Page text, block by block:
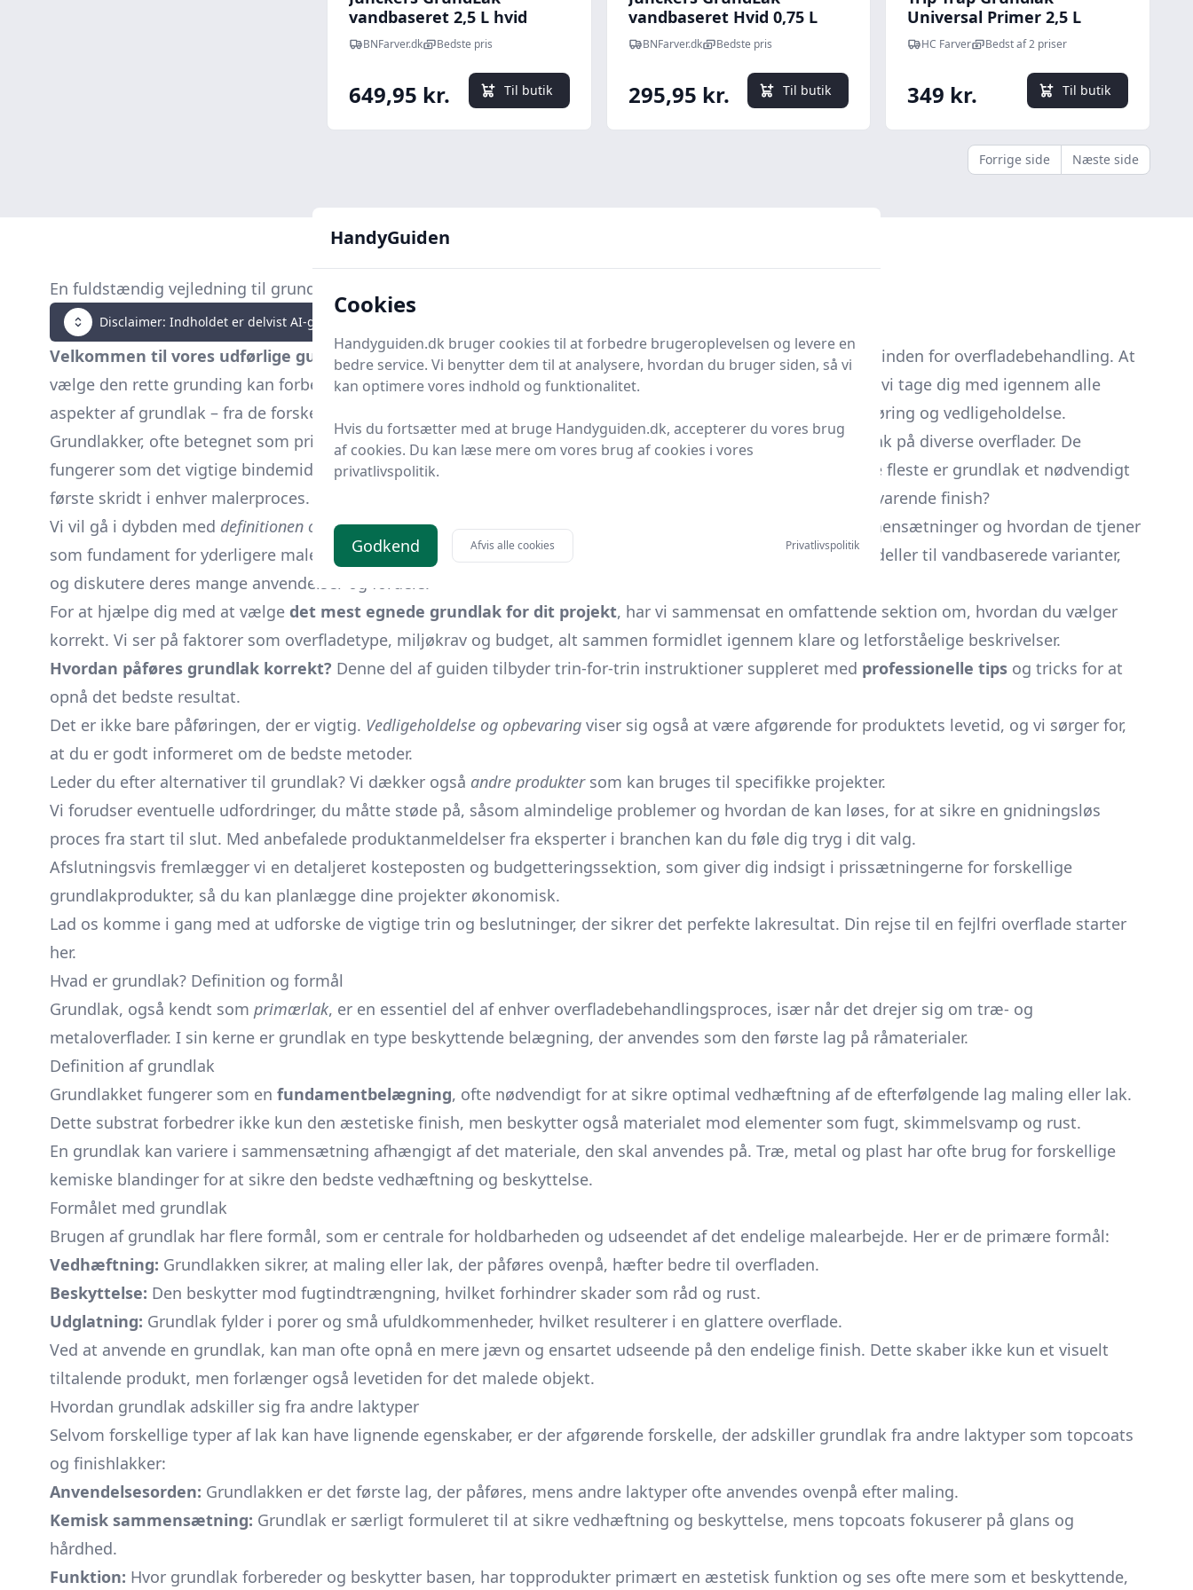
vandbaseret 2,5 L hvid
BNFarver.dk Bedste pris
649,95 kr. Til butik
vandbaseret Hvid 0,75 L
BNFarver.dk Bedste pris
295,95 kr. Til butik
Universal Primer 2,5 L
HC Farver Bedst af 2 priser
349 kr. Til butik
Forrige side Næste side
En fuldstændig vejledning til grundlakker
Disclaimer: Indholdet er delvist AI-genereret. Klik her for flere detaljer
Velkommen til vores udførlige guide om grundlakker, hvor vi åbner op for en verden fyldt med muligheder inden for overfladebehandling. At
vælge den rette grunding kan forbedre resultatet af enhver male- eller lakopgave betydeligt. I denne guide vil vi tage dig med igennem alle
aspekter af grundlak – fra de forskellige typer og deres specifikke anvendelsesområder til tips om korrekt påføring og vedligeholdelse.
Grundlakker, ofte betegnet som primers, er essentielle for at sikre den optimale vedhæftning af maling eller lak på diverse overflader. De
fungerer som det vigtige bindemiddel, derskaber en glat og jævn overflade
, til tilfredsstillende resultater. For de fleste er grundlak et nødvendigt
første skridt i enhver malerproces.
, at de også beskytter mod fugtskader og sikrer en længerevarende finish?
Vi vil gå i dybden med definitionen og formåletmed grundlak, hvor du vil lære om de forskellige kemiske sammensætninger og hvordan de tjener
som fundament for yderligere malearbejder. Derudover vil vi udforske de mange typer af grundlak, fra oliemodeller til vandbaserede varianter,
og diskutere deres mange anvendelser og fordele.
For at hjælpe dig med at vælge det mest egnede grundlak for dit projekt, har vi sammensat en omfattende sektion om, hvordan du vælger
korrekt. Vi ser på faktorer som overfladetype, miljøkrav og budget, alt sammen formidlet igennem klare og letforståelige beskrivelser.
Hvordan påføres grundlak korrekt? Denne del af guiden tilbyder trin-for-trin instruktioner suppleret med professionelle tips og tricks for at
opnå det bedste resultat.
Det er ikke bare påføringen, der er vigtig. Vedligeholdelse og opbevaring viser sig også at være afgørende for produktets levetid, og vi sørger for,
at du er godt informeret om de bedste metoder.
Leder du efter alternativer til grundlak? Vi dækker også andre produktersom kan bruges til specifikke projekter.
Vi forudser eventuelle udfordringer, du måtte støde på, såsom almindelige problemer og hvordan de kan løses, for at sikre en gnidningsløs
proces fra start til slut. Med anbefalede produktanmeldelser fra eksperter i branchen kan du føle dig tryg i dit valg.
Afslutningsvis fremlægger vi en detaljeret kosteposten og budgetteringssektion, som giver dig indsigt i prissætningerne for forskellige
grundlakprodukter, så du kan planlægge dine projekter økonomisk.
Lad os komme i gang med at udforske de vigtige trin og beslutninger, der sikrer det perfekte lakresultat. Din rejse til en fejlfri overflade starter
her.
Hvad er grundlak? Definition og formål
Grundlak, også kendt som primærlak, er en essentiel del af enhver overfladebehandlingsproces, især når det drejer sig om træ- og
metaloverflader. I sin kerne er grundlak en type beskyttende belægning, der anvendes som den første lag på råmaterialer.
Definition af grundlak
Grundlakket fungerer som en fundamentbelægning, ofte nødvendigt for at sikre optimal vedhæftning af de efterfølgende lag maling eller lak.
Dette substrat forbedrer ikke kun den æstetiske finish, men beskytter også materialet mod elementer som fugt, skimmelsvamp og rust.
En grundlak kan variere i sammensætning afhængigt af det materiale, den skal anvendes på. Træ, metal og plast har ofte brug for forskellige
kemiske blandinger for at sikre den bedste vedhæftning og beskyttelse.
Formålet med grundlak
Brugen af grundlak har flere formål, som er centrale for holdbarheden og udseendet af det endelige malearbejde. Her er de primære formål:
Vedhæftning: Grundlakken sikrer, at maling eller lak, der påføres ovenpå, hæfter bedre til overfladen.
Beskyttelse: Den beskytter mod fugtindtrængning, hvilket forhindrer skader som råd og rust.
Udglatning: Grundlak fylder i porer og små ufuldkommenheder, hvilket resulterer i en glattere overflade.
Ved at anvende en grundlak, kan man ofte opnå en mere jævn og ensartet udseende på den endelige finish. Dette skaber ikke kun et visuelt
tiltalende produkt, men forlænger også levetiden for det malede objekt.
Hvordan grundlak adskiller sig fra andre laktyper
Selvom forskellige typer af lak kan have lignende egenskaber, er der afgørende forskelle, der adskiller grundlak fra andre laktyper som topcoats
og finishlakker:
Anvendelsesorden: Grundlakken er det første lag, der påføres, mens andre laktyper ofte anvendes ovenpå efter maling.
Kemisk sammensætning: Grundlak er særligt formuleret til at sikre vedhæftning og beskyttelse, mens topcoats fokuserer på glans og
hårdhed.
Funktion: Hvor grundlak forbereder og beskytter basen, har topprodukter primært en æstetisk funktion og ses ofte mere som et beskyttende,
HandyGuiden
Cookies
Handyguiden.dk bruger cookies til at forbedre brugeroplevelsen og levere en
bedre service. Vi benytter dem til at analysere, hvordan du bruger siden, så vi
kan optimere vores indhold og funktionalitet.
Hvis du fortsætter med at bruge Handyguiden.dk, accepterer du vores brug
af cookies. Du kan læse mere om vores brug af cookies i vores
privatlivspolitik.
Godkend Afvis alle cookies Privatlivspolitik